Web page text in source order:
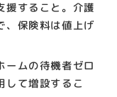
援すること。介護
、保険料は値上げ
ームの待機者ゼロ
して増設するこ